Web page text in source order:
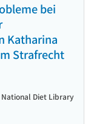
bei
Katharina
Strafrecht
National Diet Library